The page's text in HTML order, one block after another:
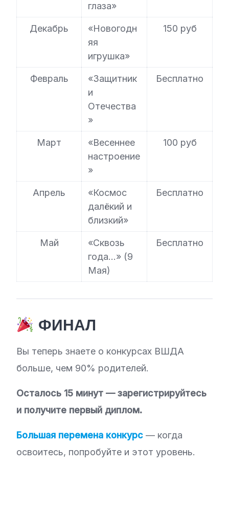
глаза»
Декабрь
«Новогодн
яя
игрушка»
150 руб
Февраль
«Защитник
и
Отечества
»
Бесплатно
Март
«Весеннее
настроение
»
100 руб
Апрель
«Космос
далёкий и
близкий»
Бесплатно
Май
«Сквозь
года…» (9
Мая)
Бесплатно
ФИНАЛ
Вы теперь знаете о конкурсах ВШДА
больше, чем 90% родителей.
Осталось 15 минут — зарегистрируйтесь
и получите первый диплом.
Большая перемена конкурс — когда
освоитесь, попробуйте и этот уровень.